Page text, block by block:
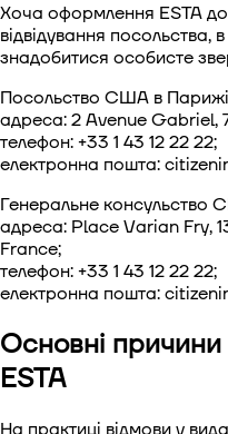
Хоча оформлення ESTA
відвідування
знадобитися особисте
Посольство США в
адреса: 2 Avenue Gabriel,
телефон: +33 1 43 12 22 22;
електронна пошта:
Генеральне консульство
адреса: Place Varian Fry,
France;
телефон: +33 1 43 12 22 22;
електронна пошта:
Основні причини
ESTA
На практиці відмови у